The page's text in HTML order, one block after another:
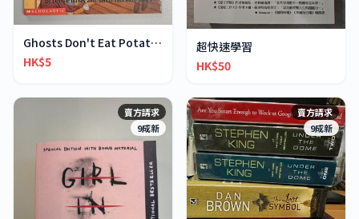
Ghosts Don't Eat Potato Chips
HK$5
超快速學習
HK$50
賣方請求
9成新
賣方請求
9成新